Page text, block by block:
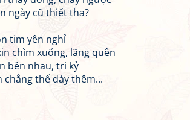
ngày cũ thiết tha?
tim yên nghỉ
chìm xuống, lãng quên
bên nhau, tri kỷ
thể dày thêm...